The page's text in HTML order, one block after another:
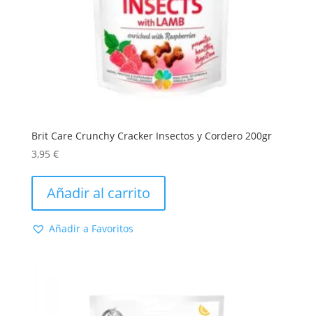
Brit Care Crunchy Cracker Insectos y Cordero 200gr
3,95 €
Añadir al carrito
Añadir a Favoritos